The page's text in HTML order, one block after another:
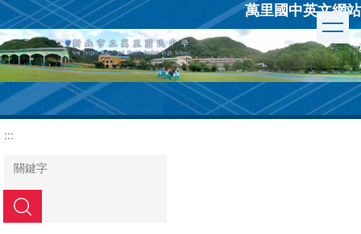
跳
到
主
要
容
區
萬里國中英文網站
:::
搜尋